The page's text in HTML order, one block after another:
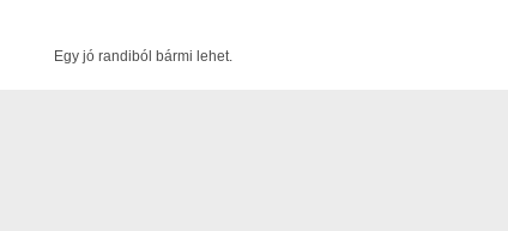
Egy jó randiból bármi lehet.